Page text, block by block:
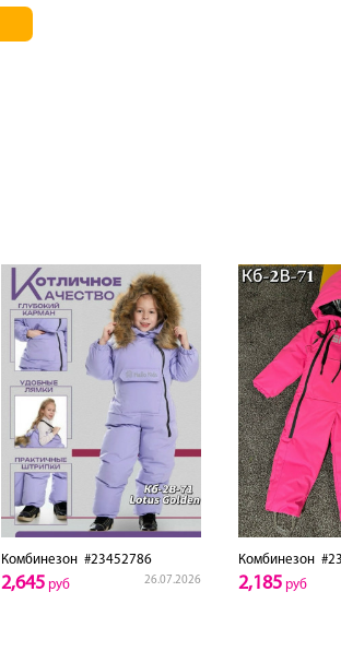
Комбинезон#23452786
26.07.2026
2,645руб
Комбинезон
2,185 руб